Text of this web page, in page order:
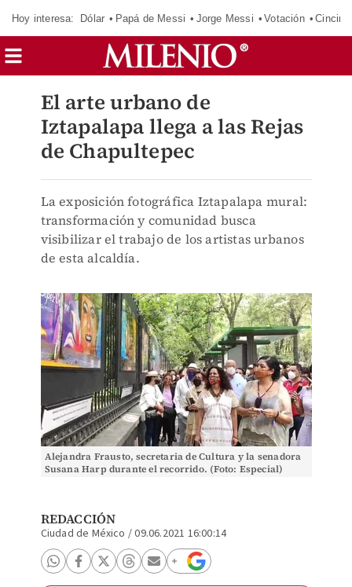
Hoy interesa: Dólar Papá de Messi Jorge Messi Votación
El arte urbano de
Iztapalapa llega a las Rejas
de Chapultepec
La exposición fotográfica Iztapalapa mural:
transformación y comunidad busca
visibilizar el trabajo de los artistas urbanos
de esta alcaldía.
Alejandra Frausto, secretaria de Cultura y la senadora
Susana Harp durante el recorrido. (Foto: Especial)
REDACCIÓN
Ciudad de México /09.06.2021 16:00:14